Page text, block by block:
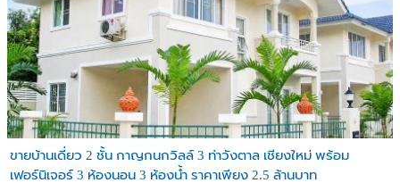
ขายบ้านเดี่ยว 2 ชั้น กาญกนกวิลล์ 3 ท่าวังตาล เชียงใหม่ พร้อม
เฟอร์นิเจอร์ 3 ห้องนอน 3 ห้องน้ำ ราคาเพียง 2.5 ล้านบาท